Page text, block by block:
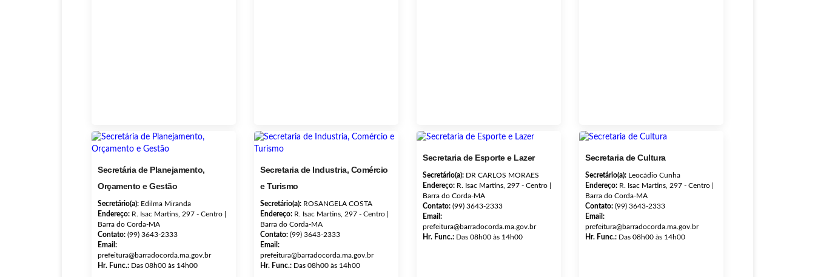
Secretária de Planejamento,
Orçamento e Gestão
Secretário(a): Edilma Miranda
Endereço: R. Isac Martins, 297 - Centro |
Barra do Corda-MA
Contato: (99) 3643-2333
Email:
prefeitura@barradocorda.ma.gov.br
Hr. Func.: Das 08h00 às 14h00
Secretaria de Industria, Comércio
e Turismo
Secretário(a): ROSANGELA COSTA
Endereço: R. Isac Martins, 297 - Centro |
Barra do Corda-MA
Contato: (99) 3643-2333
Email:
prefeitura@barradocorda.ma.gov.br
Hr. Func.: Das 08h00 às 14h00
Secretaria de Esporte e Lazer
Secretário(a): DR CARLOS MORAES
Endereço: R. Isac Martins, 297 - Centro |
Barra do Corda-MA
Contato: (99) 3643-2333
Email:
prefeitura@barradocorda.ma.gov.br
Hr. Func.: Das 08h00 às 14h00
Secretaria de Cultura
Secretário(a): Leocádio Cunha
Endereço: R. Isac Martins, 297 - Centro |
Barra do Corda-MA
Contato: (99) 3643-2333
Email:
prefeitura@barradocorda.ma.gov.br
Hr. Func.: Das 08h00 às 14h00